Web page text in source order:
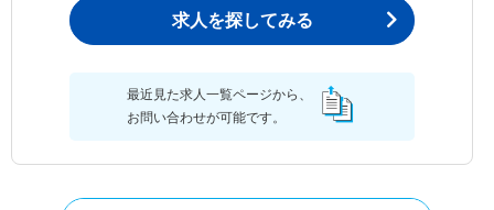
求人を探してみる
最近見た求人一覧ページから、
お問い合わせが可能です。